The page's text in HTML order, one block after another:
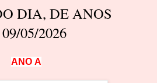
DIA, DE ANOS
05/2026
A NO A